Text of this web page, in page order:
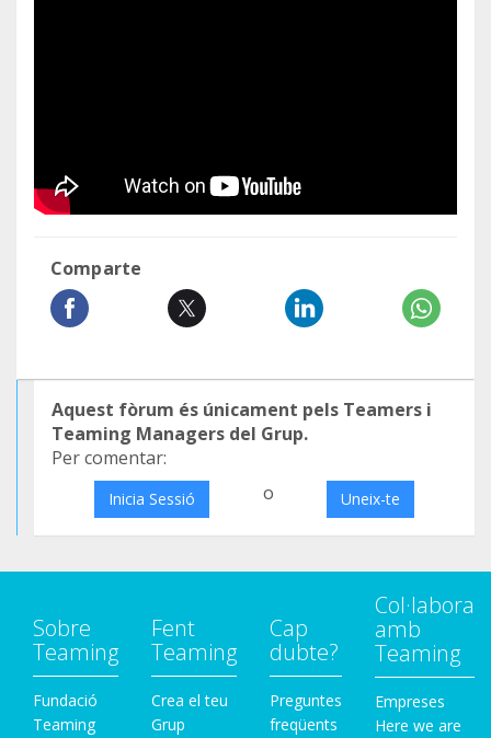
Comparte
Aquest fòrum és únicament pels Teamers i
Teaming Managers del Grup.
Per comentar:
Inicia Sessió o Uneix-te
Sobre
Teaming
Fundació
Teaming
Fent
Teaming
Crea el teu
Grup
Cap
dubte?
Preguntes
freqüents
Col·labora
amb
Teaming
Empreses
Here we are